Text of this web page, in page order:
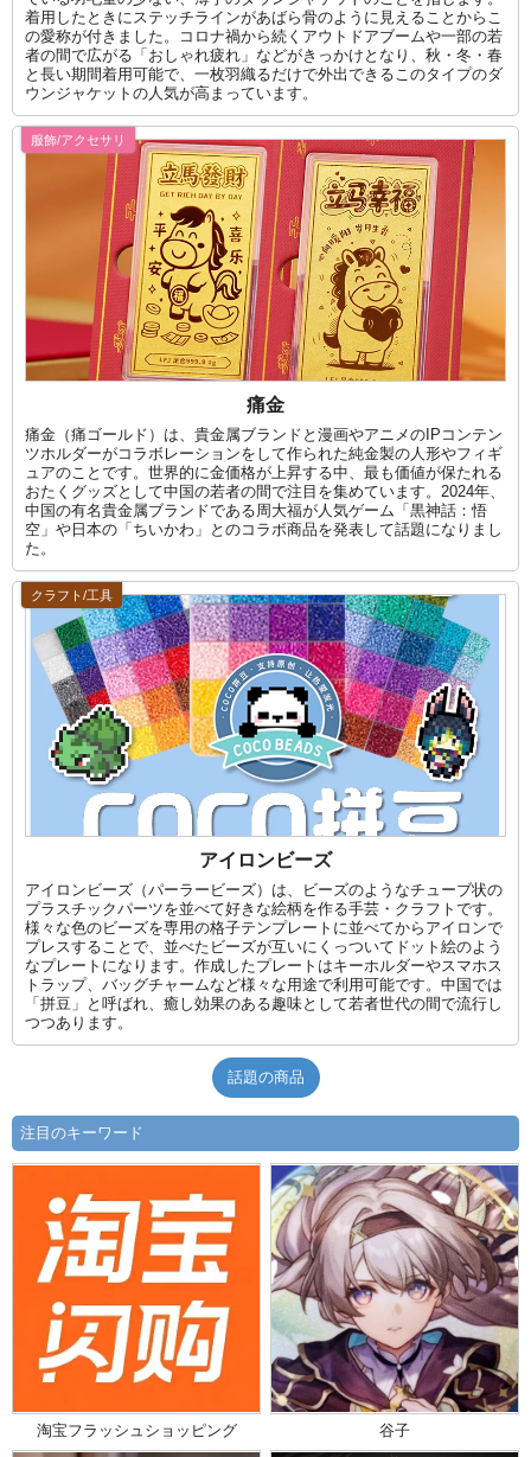
着用したときにステッチラインがあばら骨のように見えることからこ
の愛称が付きました。コロナ禍から続くアウトドアブームや一部の若
者の間で広がる「おしゃれ疲れ」などがきっかけとなり、秋・冬・春
と長い期間着用可能で、一枚羽織るだけで外出できるこのタイプのダ
ウンジャケットの人気が高まっています。
服飾/アクセサリ
痛金
痛金（痛ゴールド）は、貴金属ブランドと漫画やアニメのIPコンテン
ツホルダーがコラボレーションをして作られた純金製の人形やフィギ
ュアのことです。世界的に金価格が上昇する中、最も価値が保たれる
おたくグッズとして中国の若者の間で注目を集めています。2024年、
中国の有名貴金属ブランドである周大福が人気ゲーム「黒神話：悟
空」や日本の「ちいかわ」とのコラボ商品を発表して話題になりまし
た。
クラフト/工具
アイロンビーズ
アイロンビーズ（パーラービーズ）は、ビーズのようなチューブ状の
プラスチックパーツを並べて好きな絵柄を作る手芸・クラフトです。
様々な色のビーズを専用の格子テンプレートに並べてからアイロンで
プレスすることで、並べたビーズが互いにくっついてドット絵のよう
なプレートになります。作成したプレートはキーホルダーやスマホス
トラップ、バッグチャームなど様々な用途で利用可能です。中国では
「拼豆」と呼ばれ、癒し効果のある趣味として若者世代の間で流行し
つつあります。
話題の商品
注目のキーワード
淘宝フラッシュショッピング 谷子